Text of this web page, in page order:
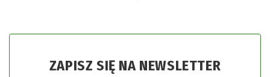
ZAPISZ SIĘ NA NEWSLETTER